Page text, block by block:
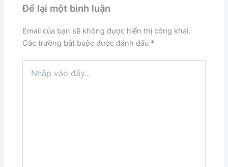
Để lại một bình luận
Email của bạn sẽ không được hiển thị công khai.
Các trường bắt buộc được đánh dấu *
vào